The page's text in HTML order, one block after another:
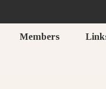
Members